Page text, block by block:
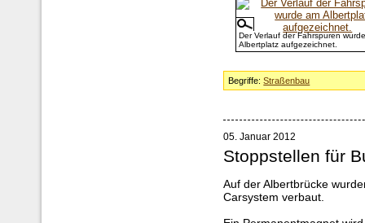
Der Verlauf der Fahrspuren
Albertplatz aufgezeichnet.
Begriffe:Straßenbau
05. Januar 2012
Stoppstellen für
Auf der Albertbrücke
Carsystem verbaut.